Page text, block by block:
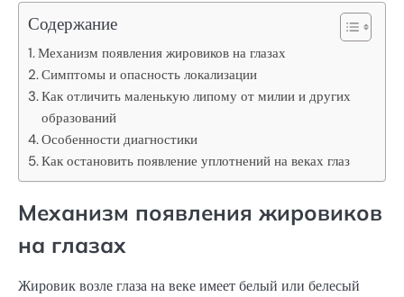
Содержание
Механизм появления жировиков на глазах
Симптомы и опасность локализации
Как отличить маленькую липому от милии и других
образований
Особенности диагностики
Как остановить появление уплотнений на веках глаз
Механизм появления жировиков
на глазах
Жировик возле глаза на веке имеет белый или белесый